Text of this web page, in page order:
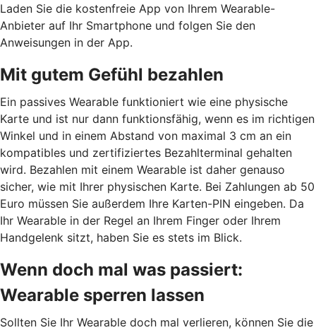
Laden Sie die kostenfreie App von Ihrem Wearable-
Anbieter auf Ihr Smartphone und folgen Sie den
Anweisungen in der App.
Mit gutem Gefühl bezahlen
Ein passives Wearable funktioniert wie eine physische
Karte und ist nur dann funktionsfähig, wenn es im richtigen
Winkel und in einem Abstand von maximal 3 cm an ein
kompatibles und zertifiziertes Bezahlterminal gehalten
wird. Bezahlen mit einem Wearable ist daher genauso
sicher, wie mit Ihrer physischen Karte. Bei Zahlungen ab 50
Euro müssen Sie außerdem Ihre Karten-PIN eingeben. Da
Ihr Wearable in der Regel an Ihrem Finger oder Ihrem
Handgelenk sitzt, haben Sie es stets im Blick.
Wenn doch mal was passiert:
Wearable sperren lassen
Sollten Sie Ihr Wearable doch mal verlieren, können Sie die